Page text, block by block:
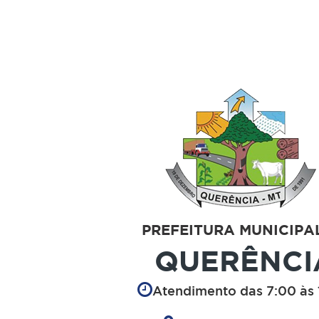
PREFEITURA
Atendimento das 7:00 às